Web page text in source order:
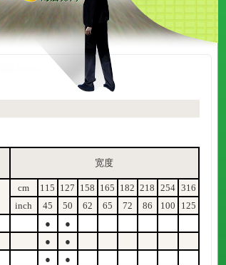
宽度
cm 115 127 158 165 182 218 254 316
inch
45 50 62 65 72 86 100
125
●
●
●
●
●
●